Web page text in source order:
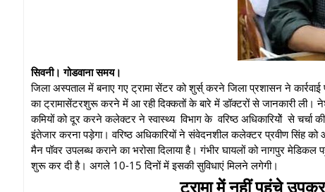
सिवनी। गोडवाना समय।
जिला अस्पताल में बनाए गए ट्रामा सेंटर को शुर्स् करने जिला प्रशासन ने
का ट्रामासेंटरशुरू करने में आ रही दिक्कतों के बारे में डॉक्टरों से जानकारी
कमियों को दूर करने कलेक्टर ने स्वास्थ्य विभाग के वरिष्ठ अधिकारियोें से चर्चा
इंतेजार करना पड़ेगा। वरिष्ठ अधिकारियों ने संवेदनशील कलेक्टर प्रवीण सिंह
मैन पॉवर उपलब्ध कराने का भरोसा दिलाया है। गंभीर घायलों को नागपुर
शुरू कर दी है। अगले 10-15 दिनों में इसकी सुविधाएं मिलने लगेगी।
ट्रामा में नहीं पहुंचे